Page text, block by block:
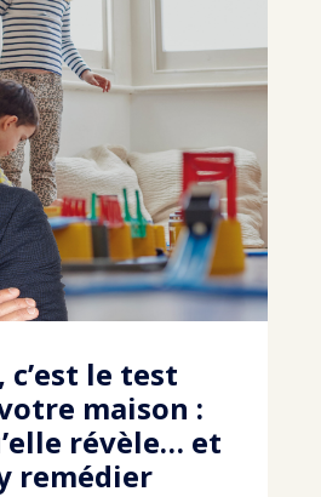
c’est le test
maison :
révèle… et
remédier